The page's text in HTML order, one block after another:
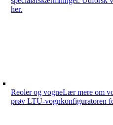
her.
Reoler og vogneLær mere om
prøv LTU-vognkonfiguratoren